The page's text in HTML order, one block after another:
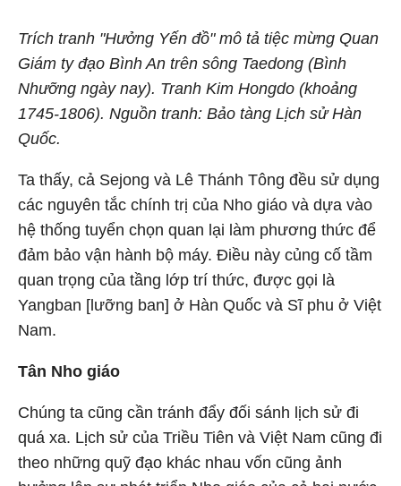
Trích tranh "Hưởng Yến đồ" mô tả tiệc mừng Quan
Giám ty đạo Bình An trên sông Taedong (Bình
Nhưỡng ngày nay). Tranh Kim Hongdo (khoảng
1745-1806). Nguồn tranh: Bảo tàng Lịch sử Hàn
Quốc.
Ta thấy, cả Sejong và Lê Thánh Tông đều sử dụng
các nguyên tắc chính trị của Nho giáo và dựa vào
hệ thống tuyển chọn quan lại làm phương thức để
đảm bảo vận hành bộ máy. Điều này củng cố tầm
quan trọng của tầng lớp trí thức, được gọi là
Yangban [lưỡng ban] ở Hàn Quốc và Sĩ phu ở Việt
Nam.
Tân Nho giáo
Chúng ta cũng cần tránh đẩy đối sánh lịch sử đi
quá xa. Lịch sử của Triều Tiên và Việt Nam cũng đi
theo những quỹ đạo khác nhau vốn cũng ảnh